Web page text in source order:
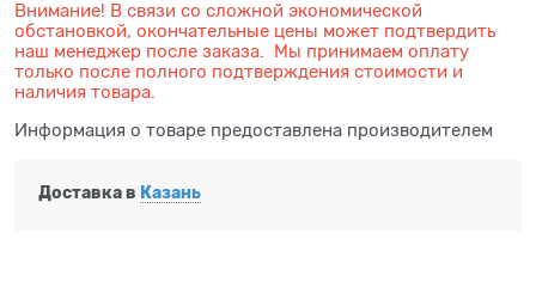
Внимание! В связи со сложной экономической
обстановкой, окончательные цены может подтвердить
наш менеджер после заказа. Мы принимаем оплату
только после полного подтверждения стоимости и
наличия товара.
Информация о товаре предоставлена производителем
Доставка в Казань